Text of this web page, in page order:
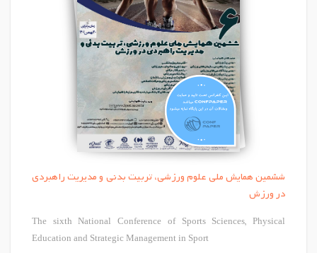
ششمین همایش ملی علوم ورزشی، تربیت بدنی و مدیریت راهبردی
در ورزش
The sixth National Conference of Sports Sciences, Physical
Education and Strategic Management in Sport